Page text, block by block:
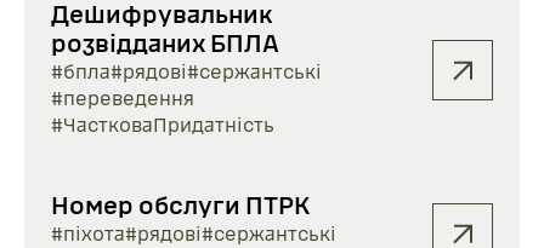
Дешифрувальник
розвідданих БПЛА
#бпла#рядові#сержантські
#переведення
#ЧастковаПридатність
Номер обслуги ПТРК
#піхота#рядові#сержантські